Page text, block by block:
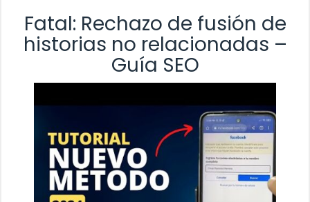
Fatal: Rechazo de fusión de
historias no relacionadas –
Guía SEO